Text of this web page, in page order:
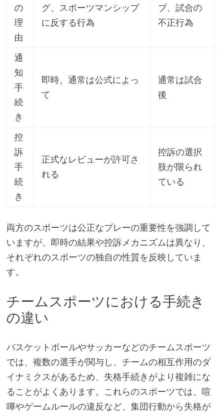
の
理
由
グ、スポーツマンシップ
に反する行為
ブ、試合の
不正行為
通
知
手
続
き
即時、通常は公式によっ
て
通常は試合
後
控
訴
手
続
き
正式なレビューが許可さ
れる
控訴の選択
肢が限られ
ている
両方のスポーツは公正なプレーの重要性を強調して
いますが、即時の結果や控訴メカニズムは異なり、
それぞれのスポーツの独自の性質を反映していま
す。
チームスポーツにおける手続き
の違い
バスケットボールやサッカーなどのチームスポーツ
では、複数の選手が関与し、チームの相互作用のダ
イナミクスがあるため、失格手続きがより複雑にな
ることがよくあります。これらのスポーツでは、喧
嘩やゲームルールの違反など、集団行動から失格が